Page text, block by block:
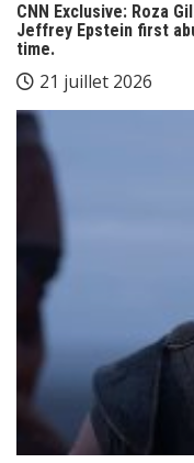
CNN Exclusive: Roza
Jeffrey Epstein first
time.
21 juillet 2026